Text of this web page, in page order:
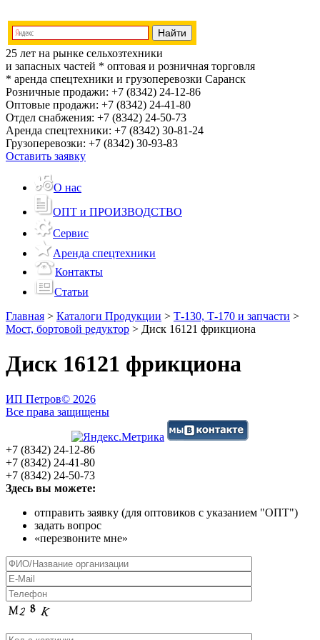
25 лет на рынке сельхозтехники
и запасных частей * оптовая и розничная торговля
* аренда спецтехники и грузоперевозки Саранск
Розничные продажи: +7 (8342) 24-12-86
Оптовые продажи: +7 (8342) 24-41-80
Отдел снабжения: +7 (8342) 24-50-73
Аренда спецтехники: +7 (8342) 30-81-24
Грузоперевозки: +7 (8342) 30-93-83
Оставить заявку
О нас
ОПТ и ПРОИЗВОДСТВО
Сервис
Аренда спецтехники
Контакты
Статьи
Главная > Каталоги Продукции > Т-130, Т-170 и запчасти >
Мост, бортовой редуктор > Диск 16121 фрикциона
Диск 16121 фрикциона
ИП Петров© 2026
Все права защищены
+7 (8342) 24-12-86
+7 (8342) 24-41-80
+7 (8342) 24-50-73
Здесь вы можете:
отправить заявку (для оптовиков с указанием "ОПТ")
задать вопрос
«перезвоните мне»